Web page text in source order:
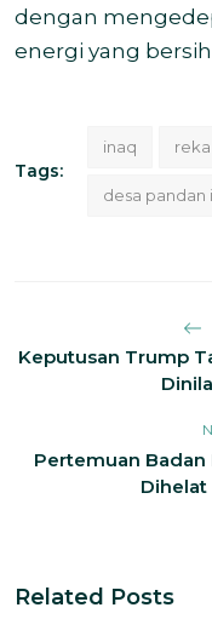
dengan
energi yang
Tags:
inaq
desa pandan
Keputusan Trump
Pertemuan Badan
Dihelat
Related Posts